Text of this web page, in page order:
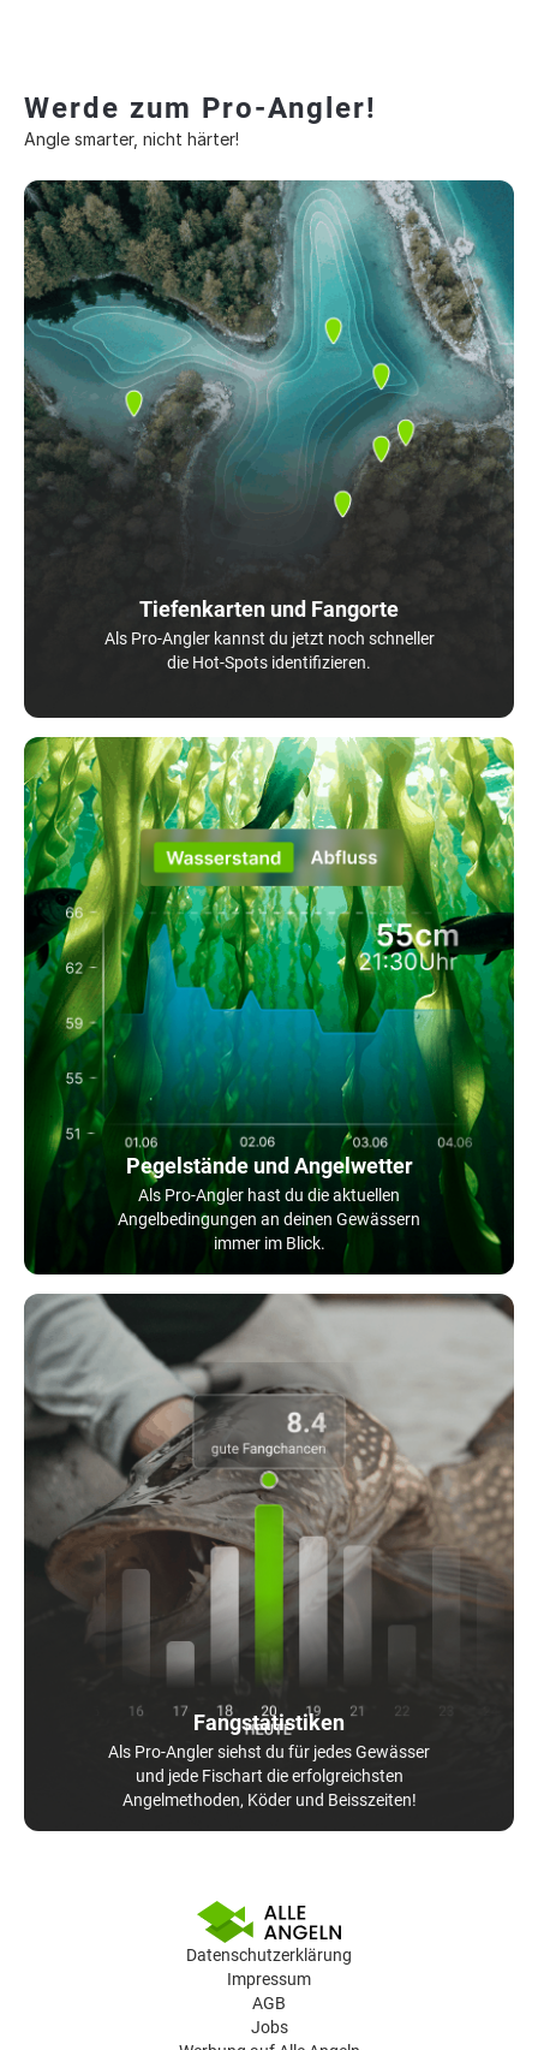
Werde zum Pro-Angler!
Angle smarter, nicht härter!
Tiefenkarten und Fangorte
Als Pro-Angler kannst du jetzt noch schneller
die Hot-Spots identifizieren.
Pegelstände und Angelwetter
Als Pro-Angler hast du die aktuellen
Angelbedingungen an deinen Gewässern
immer im Blick.
Fangstatistiken
Als Pro-Angler siehst du für jedes Gewässer
und jede Fischart die erfolgreichsten
Angelmethoden, Köder und Beisszeiten!
Datenschutzerklärung
Impressum
AGB
Jobs